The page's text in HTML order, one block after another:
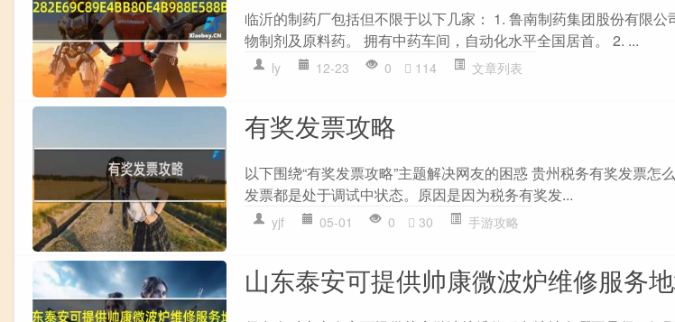
临沂的制药厂包括但不限于以下几家： 1. 鲁南制药集团股份有限
物制剂及原料药。 拥有中药车间，自动化水平全国居首。 2. ...
ly 12-23 0 114 文章列表
有奖发票攻略
以下围绕“有奖发票攻略”主题解决网友的困惑 贵州税务有奖发票怎
发票都是处于调试中状态。原因是因为税务有奖发...
yjf 05-01 0 30 手游攻略
山东泰安可提供帅康微波炉维修服务